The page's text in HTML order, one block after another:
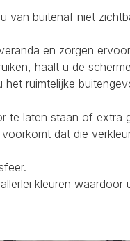
van buitenaf niet
en zorgen
haalt u de
ruimtelijke
te laten staan of extra
dat die
kleuren waardoor